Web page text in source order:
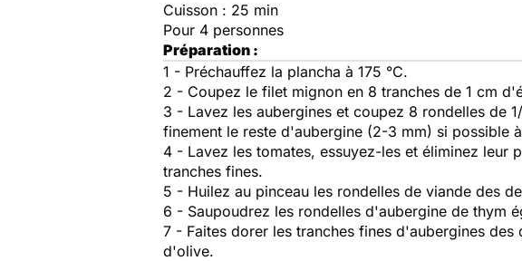
Cuisson : 25 min
Pour 4 personnes
Préparation :
1 - Préchauffez la plancha à 175 °C.
2 - Coupez le filet mignon en 8 tranches de 1 cm
3 - Lavez les aubergines et coupez 8 rondelles de
finement le reste d'aubergine (2-3 mm) si possible
4 - Lavez les tomates, essuyez-les et éliminez leur
tranches fines.
5 - Huilez au pinceau les rondelles de viande des
6 - Saupoudrez les rondelles d'aubergine de thym
7 - Faites dorer les tranches fines d'aubergines
d'olive.